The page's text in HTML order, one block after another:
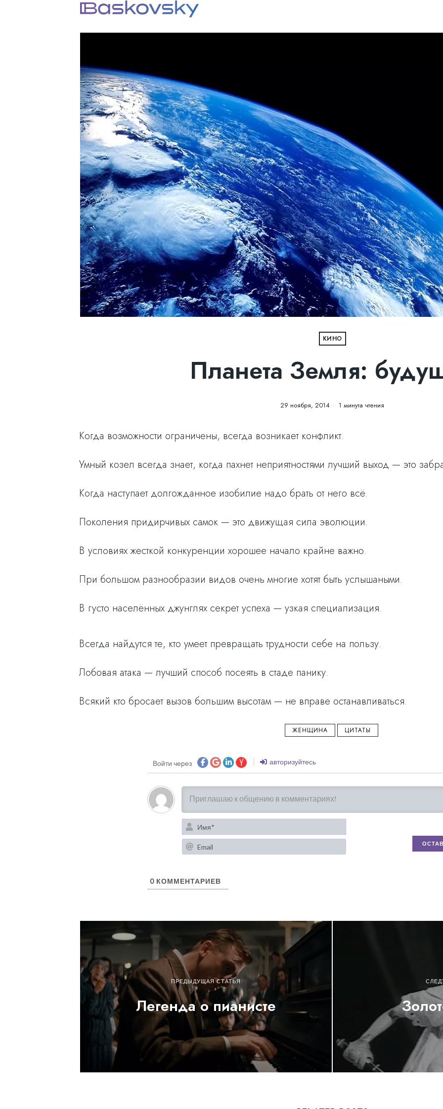
КИНО
Планета Земля:
29 ноября, 2014 1 минута чтения
Когда возможности ограничены, всегда возникает конфликт.
Умный козел всегда знает, когда пахнет неприятностями лучший выход — это
Когда наступает долгожданное изобилие надо брать от него всё.
Поколения придирчивых самок — это движущая сила эволюции.
В условиях жесткой конкуренции хорошее начало крайне важно.
При большом разнообразии видов очень многие хотят быть услышаными.
В густо населённых джунглях секрет успеха — узкая специализация.
Всегда найдутся те, кто умеет превращать трудности себе на пользу.
Лобовая атака — лучший способ посеять в стаде панику.
Всякий кто бросает вызов большим высотам — не вправе останавливаться.
ЖЕНЩИНА ЦИТАТЫ
Войти через авторизуйтесь
0 КОММЕНТАРИЕВ
ПРЕДЫДУЩАЯ СТАТЬЯ
Легенда о пианисте